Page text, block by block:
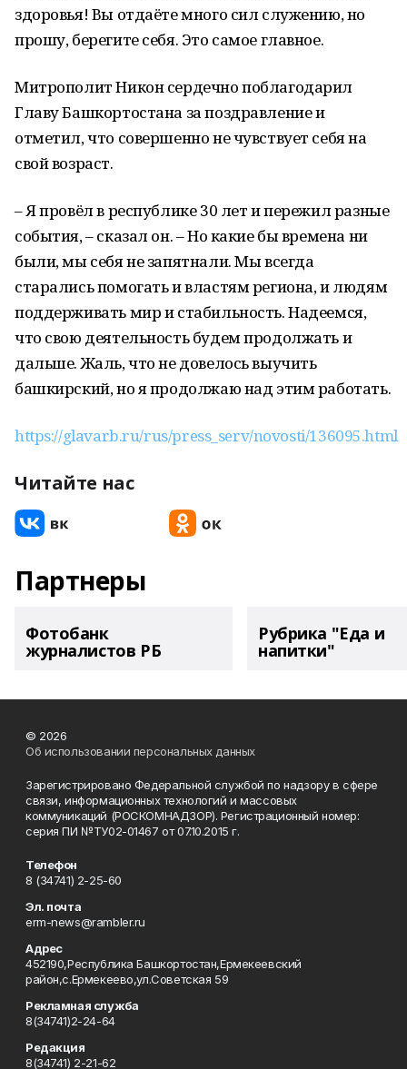
здоровья! Вы отдаёте много сил служению, но
прошу, берегите себя. Это самое главное.
Митрополит Никон сердечно поблагодарил
Главу Башкортостана за поздравление и
отметил, что совершенно не чувствует себя на
свой возраст.
– Я провёл в республике 30 лет и пережил разные
события, – сказал он. – Но какие бы времена ни
были, мы себя не запятнали. Мы всегда
старались помогать и властям региона, и людям
поддерживать мир и стабильность. Надеемся,
что свою деятельность будем продолжать и
дальше. Жаль, что не довелось выучить
башкирский, но я продолжаю над этим работать.
https://glavarb.ru/rus/press_serv/novosti/136095.html
Читайте нас
Партнеры
Фотобанк
журналистов РБ
Рубрика "Еда и
напитки"
© 2026
Об использовании персональных данных
Зарегистрировано Федеральной службой по надзору в сфере
связи, информационных технологий и массовых
коммуникаций (РОСКОМНАДЗОР). Регистрационный номер:
серия ПИ №ТУ02-01467 от 07.10.2015 г.
Телефон
8 (34741) 2-25-60
Эл. почта
erm-news@rambler.ru
Адрес
452190,Республика Башкортостан,Ермекеевский
район,с.Ермекеево,ул.Советская 59
Рекламная служба
8(34741)2-24-64
Редакция
8(34741) 2-21-62